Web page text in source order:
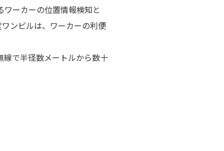
ワーカーの位置情報検知と
ンビルは、ワーカーの利便
で半径数メートルから数十